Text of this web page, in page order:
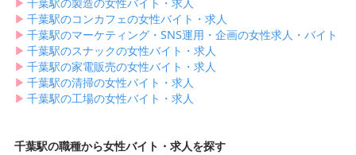
▶︎ 千葉駅のコンカフェの女性バイト・求人
▶︎ 千葉駅のマーケティング・SNS運用・企画の女性求人・バイト
▶︎ 千葉駅のスナックの女性バイト・求人
▶︎ 千葉駅の家電販売の女性バイト・求人
▶︎ 千葉駅の清掃の女性バイト・求人
▶︎ 千葉駅の工場の女性バイト・求人
千葉駅の職種から女性バイト・求人を探す